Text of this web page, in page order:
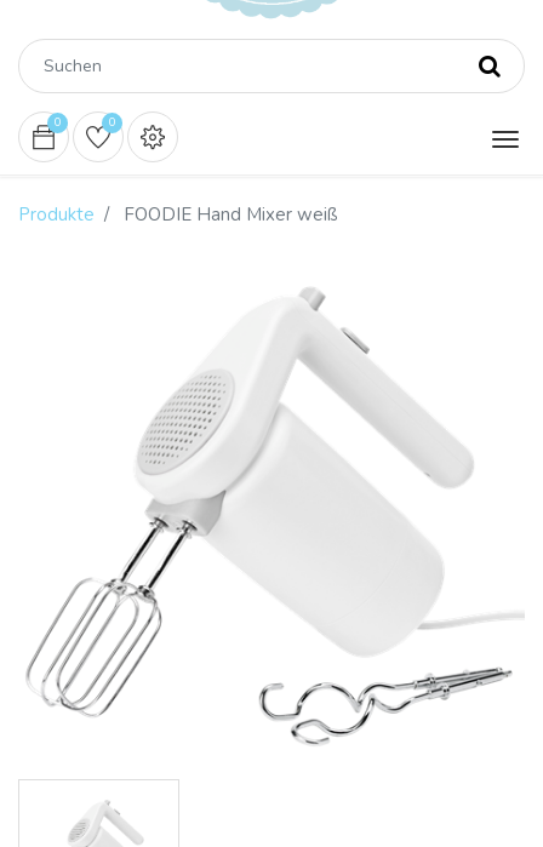
0 0
Produkte FOODIE Hand Mixer weiß